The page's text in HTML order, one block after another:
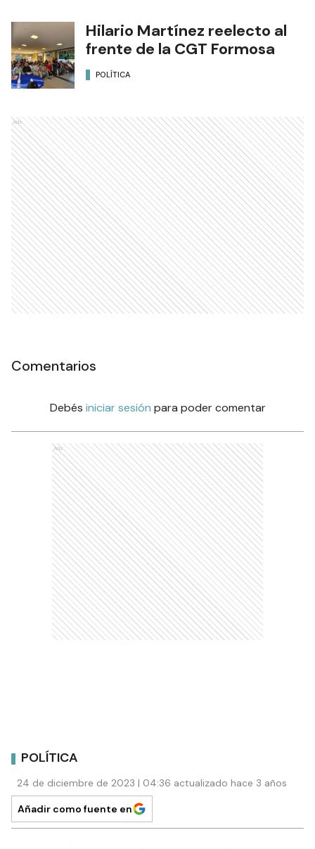
Hilario Martínez reelecto al
frente de la CGT Formosa
POLÍTICA
Ads
Comentarios
Debés iniciar sesión para poder comentar
Ads
POLÍTICA
24 de diciembre de 2023 | 04:36 actualizado hace 3 años
Añadir como fuente en